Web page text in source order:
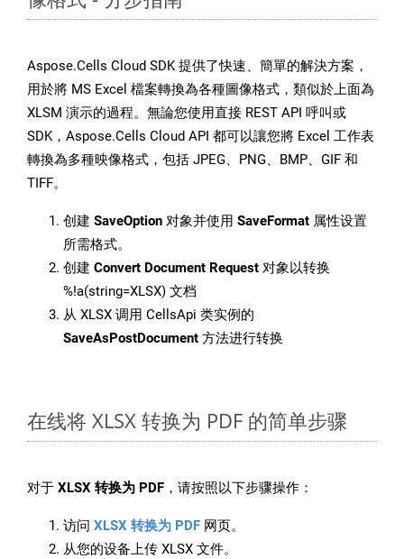
Aspose.Cells Cloud SDK 提供了快速、簡單的解決方案，
用於將 MS Excel 檔案轉換為各種圖像格式，類似於上面為
XLSM 演示的過程。無論您使用直接 REST API 呼叫或
SDK，Aspose.Cells Cloud API 都可以讓您將 Excel 工作表
轉換為多種映像格式，包括 JPEG、PNG、BMP、GIF 和
TIFF。
创建 SaveOption 对象并使用 SaveFormat 属性设置
所需格式。
创建 Convert Document Request 对象以转换
%!a(string=XLSX) 文档
从 XLSX 调用 CellsApi 类实例的
SaveAsPostDocument 方法进行转换
在线将 XLSX 转换为 PDF 的简单步骤
对于 XLSX 转换为 PDF ，请按照以下步骤操作：
访问 XLSX 转换为 PDF 网页。
从您的设备上传 XLSX 文件。